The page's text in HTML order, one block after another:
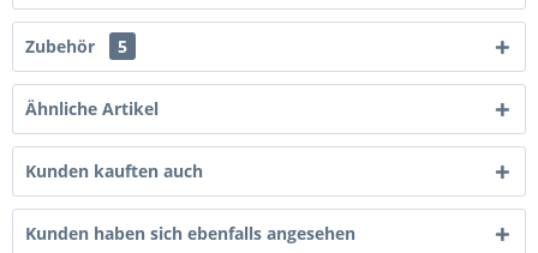
Zubehör 5
Ähnliche Artikel
Kunden kauften auch
Kunden haben sich ebenfalls angesehen